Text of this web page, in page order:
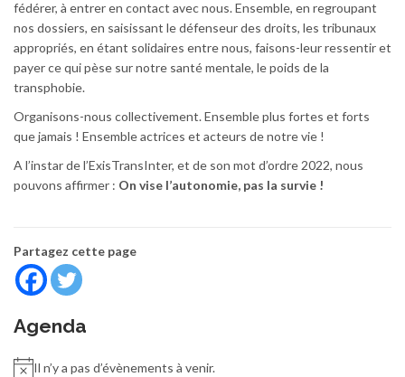
fédérer, à entrer en contact avec nous. Ensemble, en regroupant
nos dossiers, en saisissant le défenseur des droits, les tribunaux
appropriés, en étant solidaires entre nous, faisons-leur ressentir et
payer ce qui pèse sur notre santé mentale, le poids de la
transphobie.
Organisons-nous collectivement. Ensemble plus fortes et forts
que jamais ! Ensemble actrices et acteurs de notre vie !
A l’instar de l’ExisTransInter, et de son mot d’ordre 2022, nous
pouvons affirmer : On vise l’autonomie, pas la survie !
Partagez cette page
Agenda
Il n’y a pas d’évènements à venir.